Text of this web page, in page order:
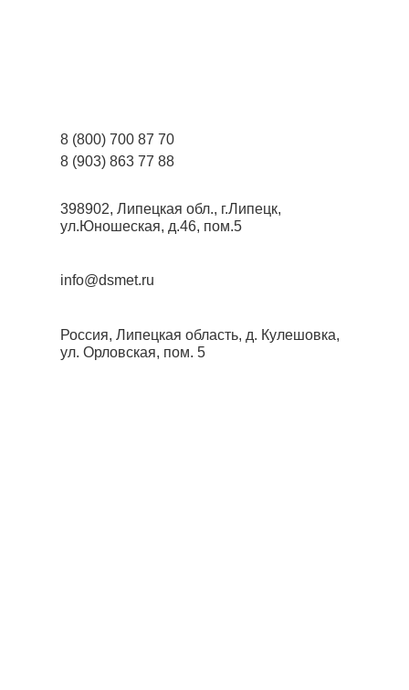
8 (800) 700 87 70
8 (903) 863 77 88
398902, Липецкая обл., г.Липецк,
ул.Юношеская, д.46, пом.5
info@dsmet.ru
Россия, Липецкая область, д. Кулешовка,
ул. Орловская, пом. 5